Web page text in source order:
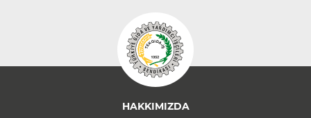
HAKKIMIZDA